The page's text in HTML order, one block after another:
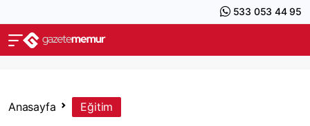
533 053 44 95
Anasayfa Eğitim